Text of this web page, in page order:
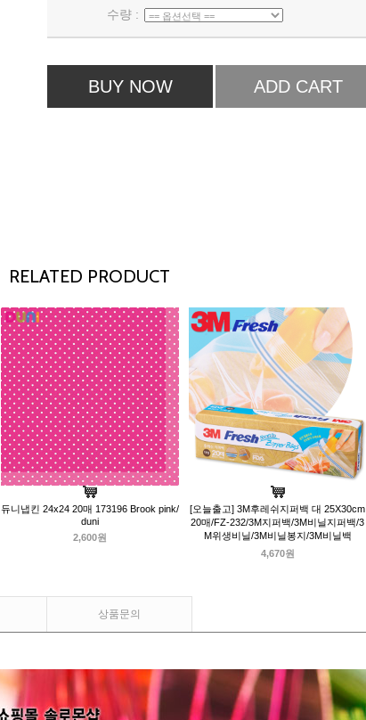
수량 :
BUY NOW ADD CART
RELATED PRODUCT
듀니냅킨 24x24 20매 173196 Brook pink/
duni
2,600원
[오늘출고] 3M후레쉬지퍼백 대 25X30cm
20매/FZ-232/3M지퍼백/3M비닐지퍼백/3
M위생비닐/3M비닐봉지/3M비닐백
4,670원
상품문의